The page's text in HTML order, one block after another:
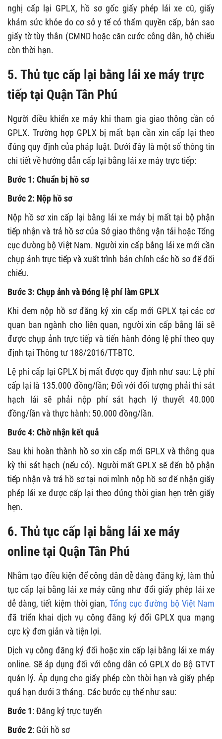
nghị cấp lại GPLX, hồ sơ gốc giấy phép lái xe cũ, giấy
khám sức khỏe do cơ sở y tế có thẩm quyền cấp, bản sao
giấy tờ tùy thân (CMND hoặc căn cước công dân, hộ chiếu
còn thời hạn.
5. Thủ tục cấp lại bằng lái xe máy trực
tiếp tại Quận Tân Phú
Người điều khiển xe máy khi tham gia giao thông cần có
GPLX. Trường hợp GPLX bị mất bạn cần xin cấp lại theo
đúng quy định của pháp luật. Dưới đây là một số thông tin
chi tiết về hướng dẫn cấp lại bằng lái xe máy trực tiếp:
Bước 1: Chuẩn bị hồ sơ
Bước 2: Nộp hồ sơ
Nộp hồ sơ xin cấp lại bằng lái xe máy bị mất tại bộ phận
tiếp nhận và trả hồ sơ của Sở giao thông vận tải hoặc Tổng
cục đường bộ Việt Nam. Người xin cấp bằng lái xe mới cần
chụp ảnh trực tiếp và xuất trình bản chính các hồ sơ để đối
chiếu.
Bước 3: Chụp ảnh và Đóng lệ phí làm GPLX
Khi đem nộp hồ sơ đăng ký xin cấp mới GPLX tại các cơ
quan ban ngành cho liên quan, người xin cấp bằng lái sẽ
được chụp ảnh trực tiếp và tiến hành đóng lệ phí theo quy
định tại Thông tư 188/2016/TT-BTC.
Lệ phí cấp lại GPLX bị mất được quy định như sau: Lệ phí
cấp lại là 135.000 đồng/lần; Đối với đối tượng phải thi sát
hạch lái sẽ phải nộp phí sát hạch lý thuyết 40.000
đồng/lần và thực hành: 50.000 đồng/lần.
Bước 4: Chờ nhận kết quả
Sau khi hoàn thành hồ sơ xin cấp mới GPLX và thông qua
kỳ thi sát hạch (nếu có). Người mất GPLX sẽ đến bộ phận
tiếp nhận và trả hồ sơ tại nơi mình nộp hồ sơ để nhận giấy
phép lái xe được cấp lại theo đúng thời gian hẹn trên giấy
hẹn.
6. Thủ tục cấp lại bằng lái xe máy
online tại Quận Tân Phú
Nhằm tạo điều kiện để công dân dễ dàng đăng ký, làm thủ
tục cấp lại bằng lái xe máy cũng như đổi giấy phép lái xe
dễ dàng, tiết kiệm thời gian,Tổng cục đường bộ Việt Nam
đã triển khai dịch vụ công đăng ký đổi GPLX qua mạng
cực kỳ đơn giản và tiện lợi.
Dịch vụ công đăng ký đổi hoặc xin cấp lại bằng lái xe máy
online. Sẽ áp dụng đối với công dân có GPLX do Bộ GTVT
quản lý. Áp dụng cho giấy phép còn thời hạn và giấy phép
quá hạn dưới 3 tháng. Các bước cụ thể như sau:
Bước 1: Đăng ký trực tuyến
Bước 2: Gửi hồ sơ